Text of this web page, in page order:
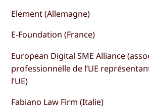
Element (Allemagne)
E-Foundation (France)
European Digital SME Alliance
professionnelle de l’UE
l’UE)
Fabiano Law Firm (Italie)